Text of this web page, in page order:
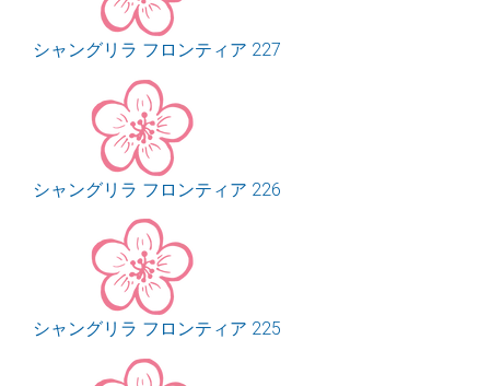
シャングリラ フロンティア 227
シャングリラ フロンティア 226
シャングリラ フロンティア 225